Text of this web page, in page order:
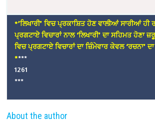
*’ਲਿਖਾਰੀ’ ਵਿਚ ਪ੍ਰਕਾਸ਼ਿਤ ਹੋਣ ਵਾਲੀਆਂ ਸਾਰੀਆਂ ਹੀ
ਪ੍ਰਗਟਾਏ ਵਿਚਾਰਾਂ ਨਾਲ ‘ਲਿਖਾਰੀ’ ਦਾ ਸਹਿਮਤ ਹੋਣਾ
ਵਿਚ ਪ੍ਰਗਟਾਏ ਵਿਚਾਰਾਂ ਦਾ ਜ਼ਿੰਮੇਵਾਰ ਕੇਵਲ ‘ਰਚਨਾ’
****
1261
***
About the author